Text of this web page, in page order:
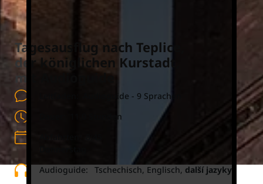
Tagesausflug nach Teplice,
der königlichen Kurstadt,
mit Audioguide
Audioguide - 9 Sprachen
11.0 Stunden
Audioguide:
Tschechisch, Englisch, další jazyky